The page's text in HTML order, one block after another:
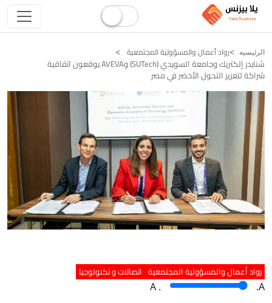
الرئيسيه رواد أعمال والمسؤولية المجتمعية
شنايدر إلكتريك وجامعة السويدي (SUTech) وAVEVA يوقعون اتفاقية
شراكة لتعزيز التحول الأخضر في مصر
رواد أعمال والمسؤولية المجتمعية اتصالات و تكنولوجيا
A . .A